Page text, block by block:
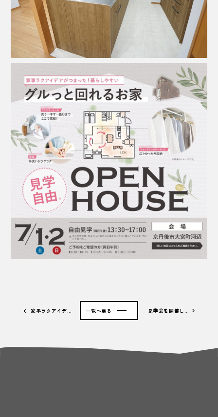
家事ラクアイデ… 見学会を開催し…
一覧へ戻る